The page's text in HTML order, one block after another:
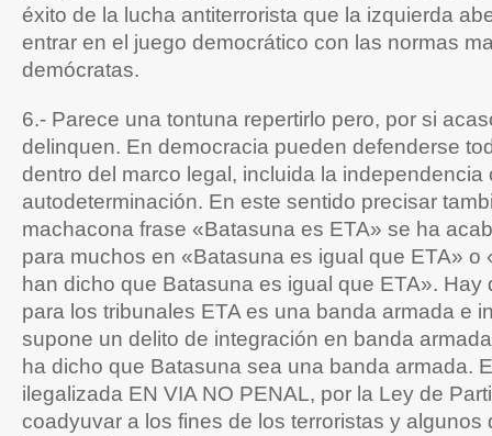
éxito de la lucha antiterrorista que la izquierda
entrar en el juego democrático con las normas
demócratas.
6.- Parece una tontuna repertirlo pero, por si
delinquen. En democracia pueden defenderse
dentro del marco legal, incluida la independencia
autodeterminación. En este sentido precisar
machacona frase «Batasuna es ETA» se ha
para muchos en «Batasuna es igual que ETA» o
han dicho que Batasuna es igual que ETA». Hay
para los tribunales ETA es una banda armada e
supone un delito de integración en banda
ha dicho que Batasuna sea una banda armada.
ilegalizada EN VIA NO PENAL, por la Ley de
coadyuvar a los fines de los terroristas y algunos